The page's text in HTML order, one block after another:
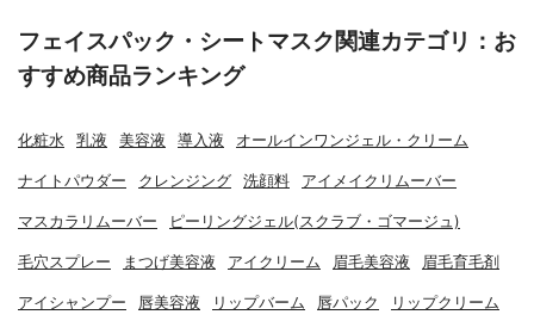
フェイスパック・シートマスク関連カテゴリ：お
すすめ商品ランキング
化粧水 乳液 美容液 導入液 オールインワンジェル・クリーム
ナイトパウダー クレンジング 洗顔料 アイメイクリムーバー
マスカラリムーバー ピーリングジェル(スクラブ・ゴマージュ)
毛穴スプレー まつげ美容液 アイクリーム 眉毛美容液 眉毛育毛剤
アイシャンプー 唇美容液 リップバーム 唇パック リップクリーム